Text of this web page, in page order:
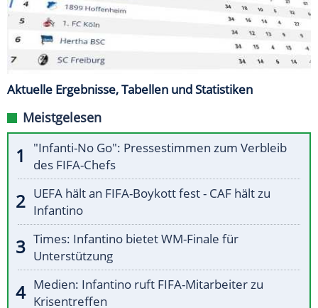
Aktuelle Ergebnisse, Tabellen und Statistiken
Meistgelesen
"Infanti-No Go": Pressestimmen zum Verbleib
des FIFA-Chefs
UEFA hält an FIFA-Boykott fest - CAF hält zu
Infantino
Times: Infantino bietet WM-Finale für
Unterstützung
Medien: Infantino ruft FIFA-Mitarbeiter zu
Krisentreffen